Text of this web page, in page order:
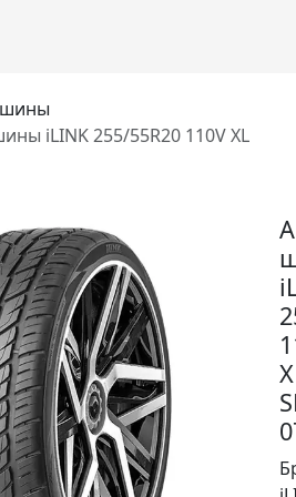
iLINK 255/55R20 110V XL